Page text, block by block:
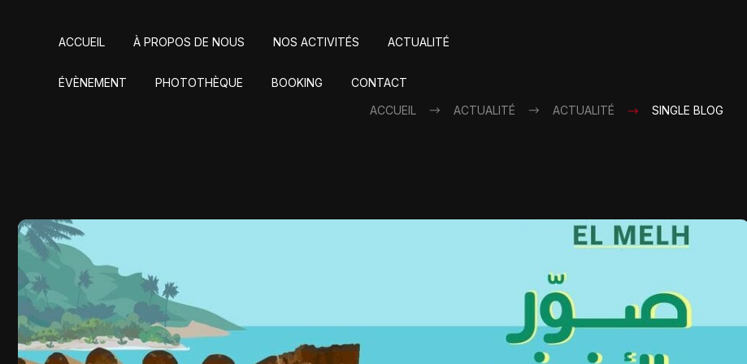
ACCUEIL À PROPOS DE NOUS NOS ACTIVITÉS ACTUALITÉ
ÉVÈNEMENT PHOTOTHÈQUE BOOKING CONTACT
ACCUEIL ACTUALITÉ ACTUALITÉ SINGLE BLOG